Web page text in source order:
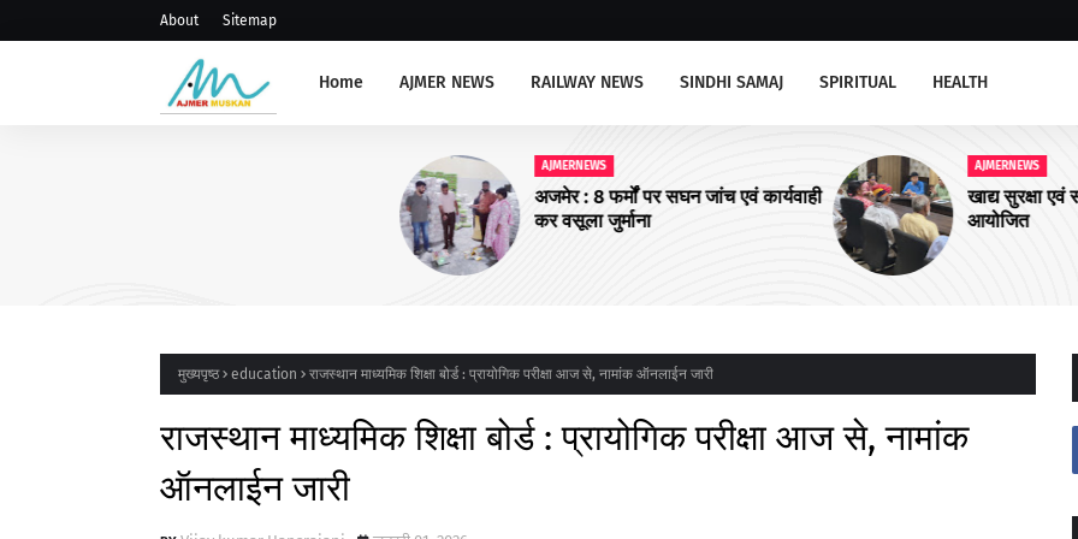
About Sitemap
Home AJMER NEWS RAILWAY NEWS SINDHI SAMAJ SPIRITUAL HEALTH
अजमेर : 8 फर्मों पर सघन जांच एवं कार्यवाही
कर वसूला जुर्माना
खाद्य सुरक्षा एवं सतर्कता समिति की बैठक
मुख्यपृष्ठ education राजस्थान माध्यमिक शिक्षा बोर्ड : प्रायोगिक परीक्षा आज से, नामांक ऑनलाईन जारी
राजस्थान माध्यमिक शिक्षा बोर्ड : प्रायोगिक परीक्षा आज से, नामांक
ऑनलाईन जारी